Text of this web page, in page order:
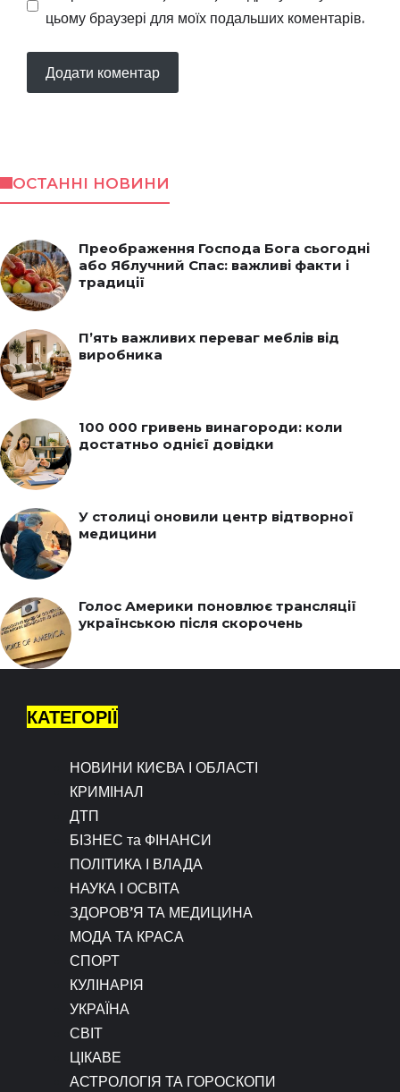
цьому браузері для моїх подальших коментарів.
ОСТАННІ НОВИНИ
Преображення Господа Бога сьогодні
або Яблучний Спас: важливі факти і
традиції
П’ять важливих переваг меблів від
виробника
100 000 гривень винагороди: коли
достатньо однієї довідки
У столиці оновили центр відтворної
медицини
Голос Америки поновлює трансляції
українською після скорочень
КАТЕГОРІЇ
НОВИНИ КИЄВА І ОБЛАСТІ
КРИМІНАЛ
ДТП
БІЗНЕС та ФІНАНСИ
ПОЛІТИКА І ВЛАДА
НАУКА І ОСВІТА
ЗДОРОВ’Я ТА МЕДИЦИНА
МОДА ТА КРАСА
СПОРТ
КУЛІНАРІЯ
УКРАЇНА
СВІТ
ЦІКАВЕ
АСТРОЛОГІЯ ТА ГОРОСКОПИ